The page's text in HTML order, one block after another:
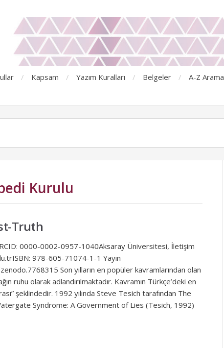
Kapsam Yazım Kuralları Belgeler A-Z Arama
Kurulu
Truth
0000-0002-0957-1040Aksaray Üniversitesi, İletişim
978-605-71074-1-1 Yayın
Son yılların en popüler kavramlarından olan
ruhu olarak adlandırılmaktadır. Kavramın Türkçe’deki en
şeklindedir. 1992 yılında Steve Tesich tarafından The
Syndrome: A Government of Lies (Tesich, 1992)